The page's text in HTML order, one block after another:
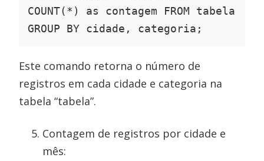
COUNT(*) as contagem FROM tabela
GROUP BY cidade, categoria;
Este comando retorna o número de
registros em cada cidade e categoria na
tabela “tabela”.
Contagem de registros por cidade e
mês: